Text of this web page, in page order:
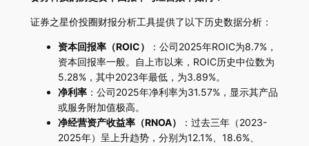
证券之星价投圈财报分析工具提供了以下历史数据分析：
资本回报率（ROIC）
：公司2025年ROIC为8.7%，
资本回报率一般。自上市以来，ROIC历史中位数为
5.28%，其中2023年最低，为3.89%。
净利率：公司2025年净利率为31.57%，显示其产品
或服务附加值极高。
净经营资产收益率（RNOA）
：过去三年（2023-
2025年）呈上升趋势，分别为12.1%、18.6%、